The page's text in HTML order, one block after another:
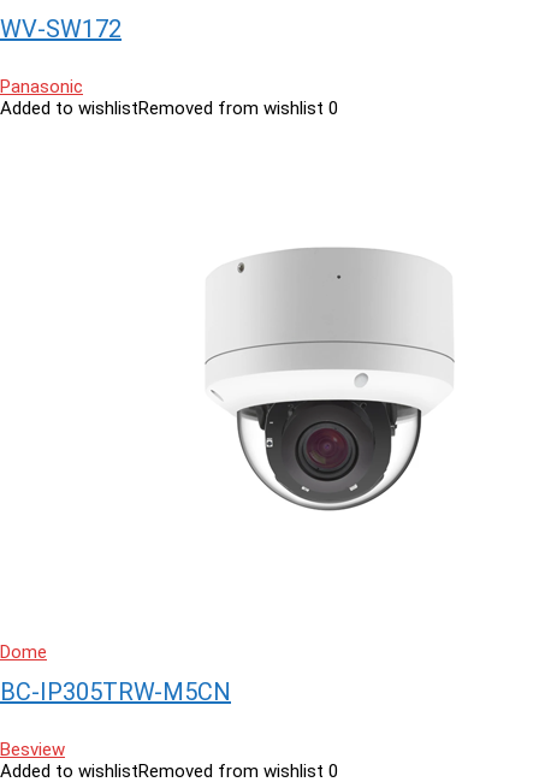
WV-SW172
Panasonic
Added to wishlistRemoved from wishlist 0
Dome
BC-IP305TRW-M5CN
Besview
Added to wishlistRemoved from wishlist 0